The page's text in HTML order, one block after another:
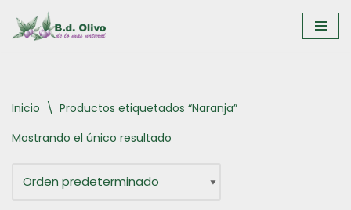
Saltar
Inicio \ Productos etiquetados “Naranja”
Mostrando el único resultado